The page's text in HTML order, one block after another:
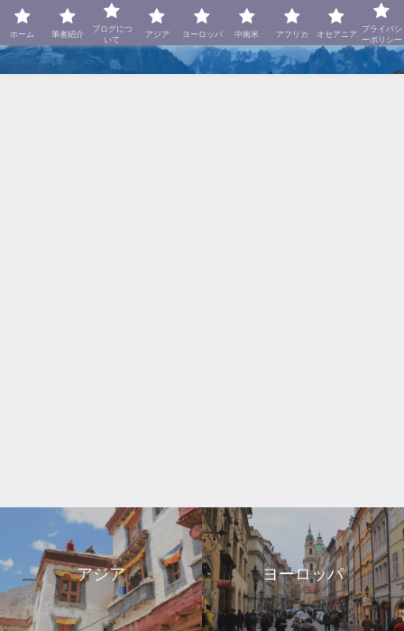
美しき世界に呼ばれて
アジア ヨーロッパ
ホーム 筆者紹介
ブログにつ
いて
アジア ヨーロッパ 中南米 アフリカ オセアニア
プライバシ
ーポリシー